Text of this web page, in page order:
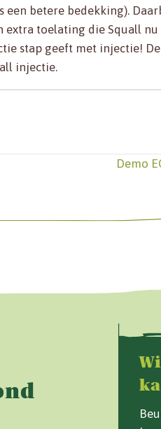
een betere bedekking).
extra toelating die Squall
stap geeft met injectie!
injectie.
Demo